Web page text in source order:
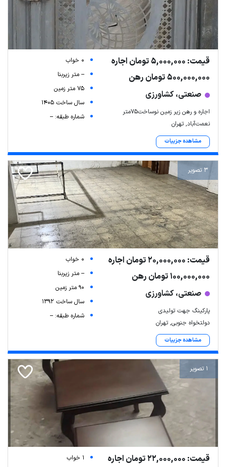
قیمت: 5,000,000 تومان اجاره
500,000,000 تومان رهن
صنعتی، کشاورزی
اجاره و رهن زیر زمین نوساخت75متر
نعمت‌آباد, تهران
مشاهده جزییات
0 خواب
-- متر زیربنا
75 متر زمین
سال ساخت 1405
شماره طبقه: --
3 تصویر
قیمت: 20,000,000 تومان اجاره
100,000,000 تومان رهن
صنعتی، کشاورزی
پارکینگ جهت تولیدی
دولتخواه جنوبی, تهران
مشاهده جزییات
0 خواب
-- متر زیربنا
90 متر زمین
سال ساخت 1392
شماره طبقه: --
1 تصویر
قیمت: 22,000,000 تومان اجاره
1 خواب